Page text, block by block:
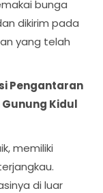
bunga
dikirim pada
yang telah
Pengantaran
Gunung Kidul
memiliki
di luar